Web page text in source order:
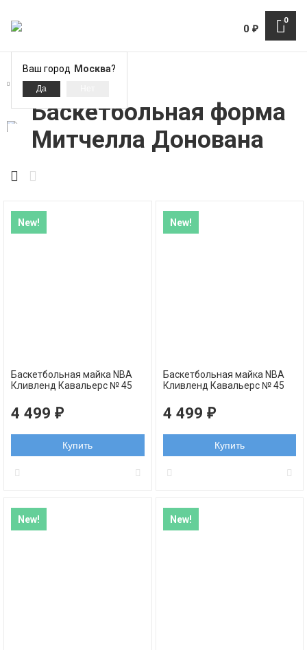
0
0 ₽
Ваш город Москва?
Современные игроки NBA
Баскетбольная форма
Митчелла Донована
New!
Баскетбольная майка NBA
Кливленд Кавальерс № 45
swingman
4 499 ₽
Купить
New!
Баскетбольная майка NBA
Кливленд Кавальерс № 45
золотом THE LAND swingman
4 499 ₽
Купить
New! New!